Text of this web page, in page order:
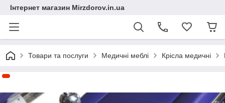
Інтернет магазин Mirzdorov.in.ua
Товари та послуги Медичні меблі Крісла медичні